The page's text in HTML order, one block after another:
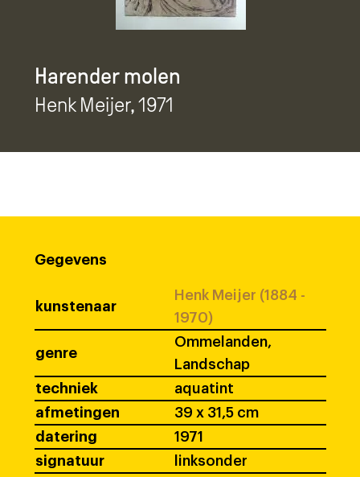
Harender molen
Henk Meijer, 1971
Gegevens
kunstenaar
Henk Meijer (1884 -
1970)
genre
Ommelanden,
Landschap
techniek
aquatint
afmetingen
39 x 31,5 cm
datering
1971
signatuur
linksonder